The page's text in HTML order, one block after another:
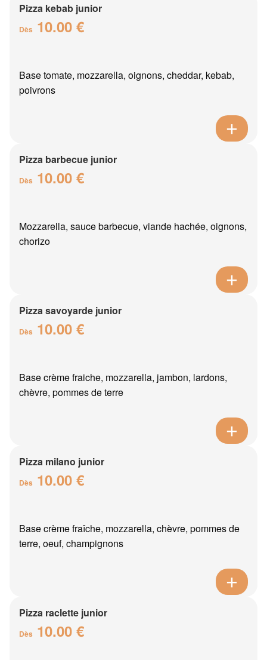
Pizza kebab junior
Dès 10.00 €
Base tomate, mozzarella, oignons, cheddar, kebab,
poivrons
Pizza barbecue junior
Dès 10.00 €
Mozzarella, sauce barbecue, viande hachée, oignons,
chorizo
Pizza savoyarde junior
Dès 10.00 €
Base crème fraiche, mozzarella, jambon, lardons,
chèvre, pommes de terre
Pizza milano junior
Dès 10.00 €
Base crème fraîche, mozzarella, chèvre, pommes de
terre, oeuf, champignons
Pizza raclette junior
Dès 10.00 €